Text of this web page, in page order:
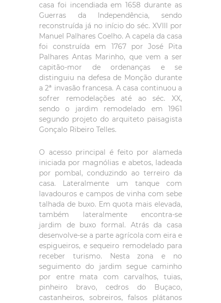
casa foi incendiada em 1658 durante as
Guerras da Independência, sendo
reconstruída já no início do séc. XVIII por
Manuel Palhares Coelho. A capela da casa
foi construída em 1767 por José Pita
Palhares Antas Marinho, que vem a ser
capitão-mor de ordenanças e se
distinguiu na defesa de Monção durante
a 2ª invasão francesa. A casa continuou a
sofrer remodelações até ao séc. XX,
sendo o jardim remodelado em 1961
segundo projeto do arquiteto paisagista
Gonçalo Ribeiro Telles.
O acesso principal é feito por alameda
iniciada por magnólias e abetos, ladeada
por pombal, conduzindo ao terreiro da
casa. Lateralmente um tanque com
lavadouros e campos de vinha com sebe
talhada de buxo. Em quota mais elevada,
também lateralmente encontra-se
jardim de buxo formal. Atrás da casa
desenvolve-se a parte agrícola com eira e
espigueiros, e sequeiro remodelado para
receber turismo. Nesta zona e no
seguimento do jardim segue caminho
por entre mata com carvalhos, tuias,
pinheiro bravo, cedros do Buçaco,
castanheiros, sobreiros, falsos plátanos